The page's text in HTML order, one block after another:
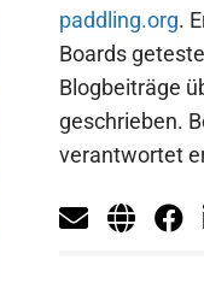
paddling.org.
Boards
Blogbeiträge
geschrieben.
verantwortet